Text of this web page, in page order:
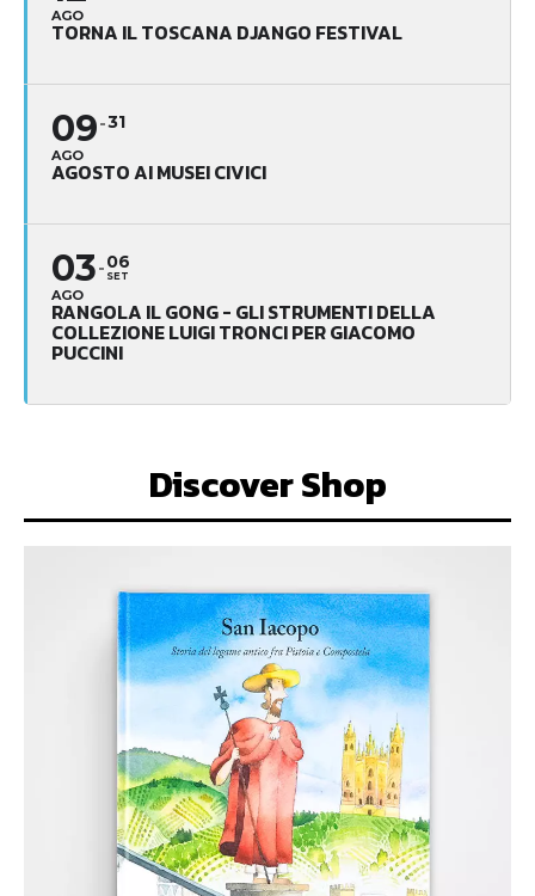
AGO
TORNA IL TOSCANA DJANGO FESTIVAL
09
AGO
31
AGOSTO AI MUSEI CIVICI
03
AGO
06
SET
RANGOLA IL GONG - GLI STRUMENTI DELLA
COLLEZIONE LUIGI TRONCI PER GIACOMO
PUCCINI
Discover Shop